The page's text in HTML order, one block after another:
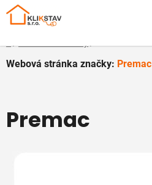
Prejsť
Webová stránka značky: Premac
Premac